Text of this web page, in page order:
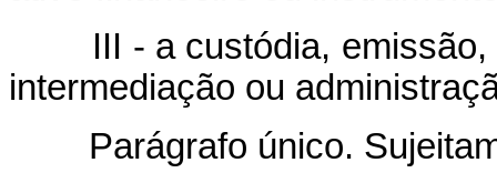
III - a custódia, emissão,
intermediação ou
Parágrafo único.